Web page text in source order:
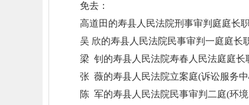
免去：
高道田的寿县人民法院刑事审判庭庭长职
吴 欣的寿县人民法院民事审判一庭庭长
梁 钊的寿县人民法院寿春人民法庭庭长
张 薇的寿县人民法院立案庭(诉讼服务中
陈 军的寿县人民法院民事审判二庭(环